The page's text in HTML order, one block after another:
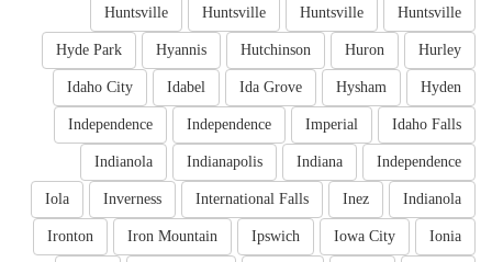
Huntsville
Huntsville
Huntsville
Huntsville
Hurley
Huron
Hutchinson
Hyannis
Hyde Park
Hyden
Hysham
Ida Grove
Idabel
Idaho City
Idaho Falls
Imperial
Independence
Independence
Independence
Indiana
Indianapolis
Indianola
Indianola
Inez
International Falls
Inverness
Iola
Ionia
Iowa City
Ipswich
Iron Mountain
Ironton